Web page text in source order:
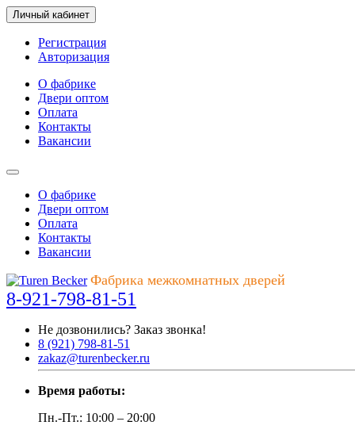
Личный кабинет
Регистрация
Авторизация
О фабрике
Двери оптом
Оплата
Контакты
Вакансии
О фабрике
Двери оптом
Оплата
Контакты
Вакансии
Фабрика межкомнатных дверей
8-921-798-81-51
Не дозвонились? Заказ звонка!
8 (921) 798-81-51
zakaz@turenbecker.ru
Время работы:
Пн.-Пт.: 10:00 – 20:00